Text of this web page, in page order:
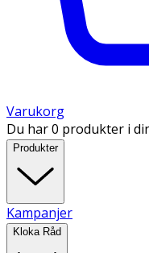
Varukorg
Du har 0 produkter i
Produkter
Kampanjer
Kloka Råd